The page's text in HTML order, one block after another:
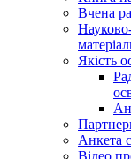
Вчена
Якість
Анкета
Відео